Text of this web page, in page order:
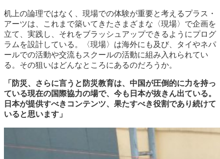
机上の論理ではなく、現場での体験が重要と考えるプラス・
アーツは、これまで築いてきたさまざまな〈現場〉で企画を
立て、実践し、それをブラッシュアップできるようにプログ
ラムを設計している。〈現場〉は海外にも及び、タイやネパ
ールでの活動や交流もスクールの活動に組み入れられてい
る。その狙いはどんなところにあるのだろうか。
「防災、さらに言うと防災教育は、中国が圧倒的に力を持っ
ている現在の国際協力の場で、今も日本が抜きん出ている。
日本が提供すべきコンテンツ、果たすべき役割であり続けて
いると思います」